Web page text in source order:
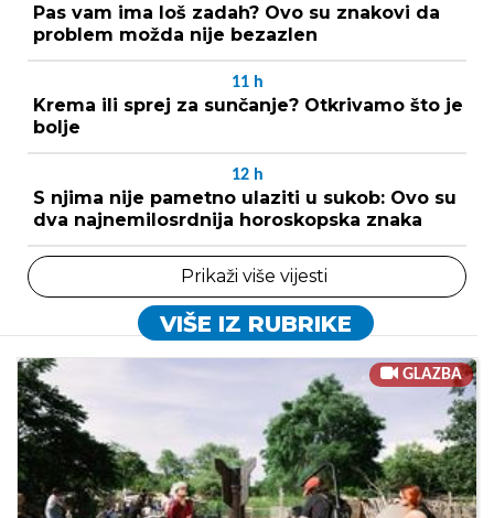
Pas vam ima loš zadah? Ovo su znakovi da
problem možda nije bezazlen
11 h
Krema ili sprej za sunčanje? Otkrivamo što je
bolje
12 h
S njima nije pametno ulaziti u sukob: Ovo su
dva najnemilosrdnija horoskopska znaka
Prikaži više vijesti
VIŠE IZ RUBRIKE
GLAZBA